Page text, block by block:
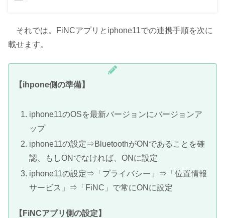
それでは。FiNCアプリとiphone11での連携手順を次に
載せます。
【ihpone側の準備】
iphone11のOSを最新バージョンにバージョンア
ップ
iphone11の設定⇒BluetoothがONであることを確
認、もしONでなければ、ONに設定
iphone11の設定⇒「プライバシー」⇒「位置情報
サービス」⇒「FiNC」で常にONに設定
【FiNCアプリ側の設定】